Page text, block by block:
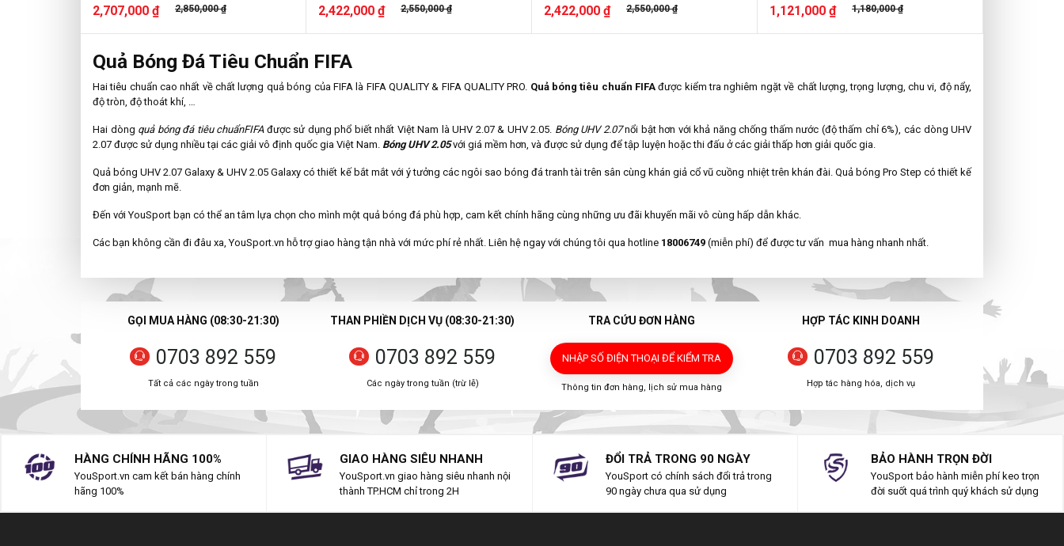
2,707,000 ₫ 2,850,000 ₫ 2,422,000 ₫ 2,550,000 ₫ 2,422,000 ₫ 2,550,000 ₫ 1,121,000 ₫ 1,180,000 ₫
Quả Bóng Đá Tiêu Chuẩn FIFA
Hai tiêu chuẩn cao nhất về chất lượng quả bóng của FIFA là FIFA QUALITY & FIFA QUALITY PRO. Quả bóng tiêu chuẩn FIFA được kiểm tra nghiêm ngặt về chất lượng, trọng lượng, chu vi, độ nẩy,
độ tròn, độ thoát khí, …
Hai dòng quả bóng đá tiêu chuẩnFIFAđược sử dụng phổ biết nhất Việt Nam là UHV 2.07 & UHV 2.05. Bóng UHV 2.07nổi bật hơn với khả năng chống thấm nước (độ thấm chỉ 6%), các dòng UHV
2.07 được sử dụng nhiều tại các giải vô định quốc gia Việt Nam. Bóng UHV 2.05với giá mềm hơn, và được sử dụng để tập luyện hoặc thi đấu ở các giải thấp hơn giải quốc gia.
Quả bóng UHV 2.07 Galaxy & UHV 2.05 Galaxy có thiết kế bắt mắt với ý tưởng các ngôi sao bóng đá tranh tài trên sân cùng khán giả cổ vũ cuồng nhiệt trên khán đài. Quả bóng Pro Step có thiết kế
đơn giản, mạnh mẽ.
Đến với YouSport bạn có thể an tâm lựa chọn cho mình một quả bóng đá phù hợp, cam kết chính hãng cùng những ưu đãi khuyến mãi vô cùng hấp dẫn khác.
Các bạn không cần đi đâu xa, YouSport.vn hỗ trợ giao hàng tận nhà với mức phí rẻ nhất. Liên hệ ngay với chúng tôi qua hotline 18006749 (miễn phí) để được tư vấn mua hàng nhanh nhất.
GỌI MUA HÀNG (08:30-21:30)
0703 892 559
Tất cả các ngày trong tuần
THAN PHIỀN DỊCH VỤ (08:30-21:30)
0703 892 559
Các ngày trong tuần (trừ lễ)
TRA CỨU ĐƠN HÀNG
NHẬP SỐ ĐIỆN THOẠI ĐỂ KIỂM TRA
Thông tin đơn hàng, lịch sử mua hàng
HỢP TÁC KINH DOANH
0703 892 559
Hợp tác hàng hóa, dịch vụ
HÀNG CHÍNH HÃNG 100%
YouSport.vn cam kết bán hàng chính
hãng 100%
GIAO HÀNG SIÊU NHANH
YouSport.vn giao hàng siêu nhanh nội
thành TP.HCM chỉ trong 2H
ĐỔI TRẢ TRONG 90 NGÀY
YouSport có chính sách đổi trả trong
90 ngày chưa qua sử dụng
BẢO HÀNH TRỌN ĐỜI
YouSport bảo hành miễn phí keo trọn
đời suốt quá trình quý khách sử dụng